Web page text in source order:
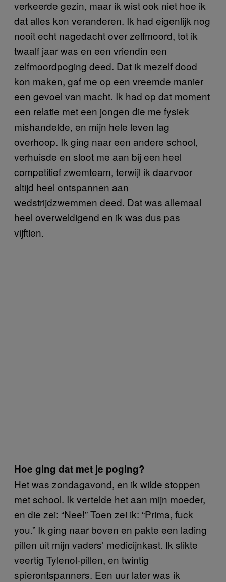
verkeerde gezin, maar ik wist ook niet hoe ik
dat alles kon veranderen. Ik had eigenlijk nog
nooit echt nagedacht over zelfmoord, tot ik
twaalf jaar was en een vriendin een
zelfmoordpoging deed. Dat ik mezelf dood
kon maken, gaf me op een vreemde manier
een gevoel van macht. Ik had op dat moment
een relatie met een jongen die me fysiek
mishandelde, en mijn hele leven lag
overhoop. Ik ging naar een andere school,
verhuisde en sloot me aan bij een heel
competitief zwemteam, terwijl ik daarvoor
altijd heel ontspannen aan
wedstrijdzwemmen deed. Dat was allemaal
heel overweldigend en ik was dus pas
vijftien.
Hoe ging dat met je poging?
Het was zondagavond, en ik wilde stoppen
met school. Ik vertelde het aan mijn moeder,
en die zei: “Nee!” Toen zei ik: “Prima, fuck
you.” Ik ging naar boven en pakte een lading
pillen uit mijn vaders’ medicijnkast. Ik slikte
veertig Tylenol-pillen, en twintig
spierontspanners. Een uur later was ik